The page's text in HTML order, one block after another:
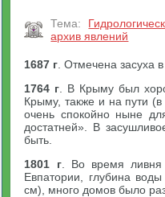
Тема:
архив явлений
1687 г . Отмечена засуха
1764 г . В Крыму был
Крыму, также и на пути
очень спокойно ныне
достатней». В
быть.
1801 г. Во время ливня
Евпатории, глубина
см), много домов было